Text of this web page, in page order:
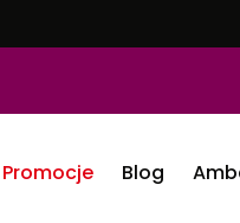
Promocje Blog